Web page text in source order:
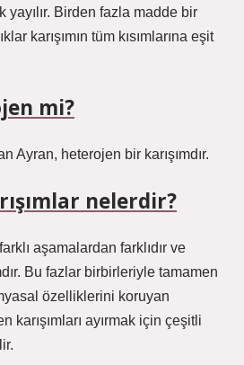
yayılır. Birden fazla madde bir
karışımın tüm kısımlarına eşit
mi?
Ayran, heterojen bir karışımdır.
nelerdir?
aşamalardan farklıdır ve
Bu fazlar birbirleriyle tamamen
özelliklerini koruyan
karışımları ayırmak için çeşitli